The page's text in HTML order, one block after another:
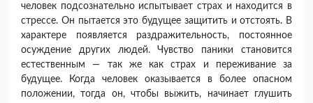
человек подсознательно ис­пытывает страх и находится в
стрессе. Он пытает­ся это будущее защитить и отстоять. В
характере появляется раздражительность, постоянное
осуж­дение других людей. Чувство паники становится
естественным — так же как страх и переживание за
будущее. Когда человек оказывается в более опасном
положении, тогда он, чтобы выжить, на­чинает глушить